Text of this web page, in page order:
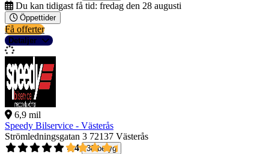
Du kan tidigast få tid: fredag den 28 augusti
Öppettider
Få offerter
Detaljer
6,9 mil
Speedy Bilservice - Västerås
Strömledningsgatan 3 72137 Västerås
4,4
38 betyg